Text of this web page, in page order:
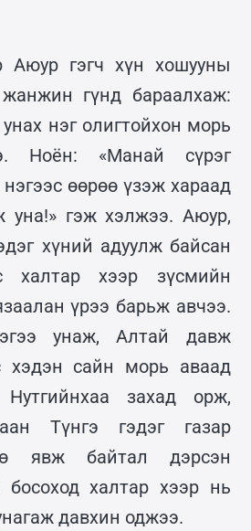
Аюур гэгч хүн хошууны
гүнд бараалхаж:
нэг олигтойхон морь
Ноён: «Манай сүрэг
өөрөө үзэж хараад
уна!» гэж хэлжээ. Аюур,
хүний адуулж байсан
халтар хээр зүсмийн
үрээ барьж авчээ.
унаж, Алтай давж
хэдэн сайн морь аваад
захад орж,
Түнгэ гэдэг газар
явж байтал дэрсэн
босоход халтар хээр нь
давхин оджээ.